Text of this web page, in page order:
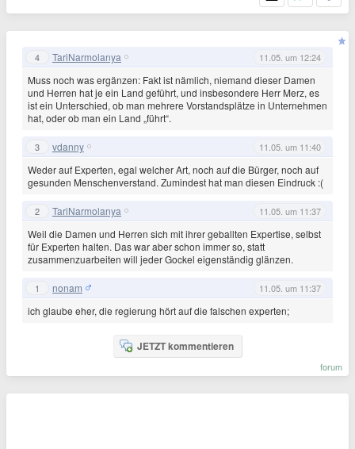
4 TariNarmolanya 11.05. um 12:24
Muss noch was ergänzen: Fakt ist nämlich, niemand dieser Damen
und Herren hat je ein Land geführt, und insbesondere Herr Merz, es
ist ein Unterschied, ob man mehrere Vorstandsplätze in Unternehmen
hat, oder ob man ein Land „führt“.
3 vdanny 11.05. um 11:40
Weder auf Experten, egal welcher Art, noch auf die Bürger, noch auf
gesunden Menschenverstand. Zumindest hat man diesen Eindruck :(
2 TariNarmolanya 11.05. um 11:37
Weil die Damen und Herren sich mit ihrer geballten Expertise, selbst
für Experten halten. Das war aber schon immer so, statt
zusammenzuarbeiten will jeder Gockel eigenständig glänzen.
1 nonam 11.05. um 11:37
ich glaube eher, die regierung hört auf die falschen experten;
JETZT kommentieren
forum